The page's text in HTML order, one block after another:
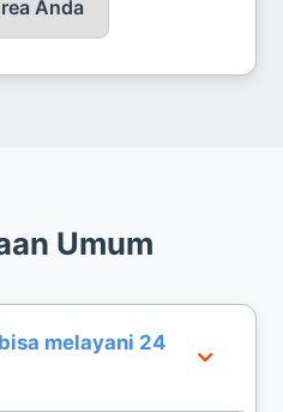
Anda
Umum
melayani 24